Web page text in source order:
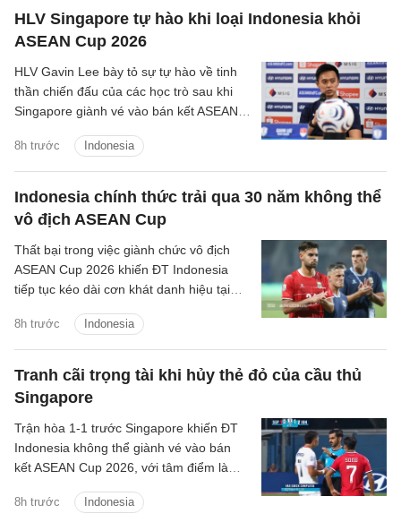
HLV Singapore tự hào khi loại Indonesia khỏi
ASEAN Cup 2026
8h trước Indonesia
HLV Gavin Lee bày tỏ sự tự hào về tinh
thần chiến đấu của các học trò sau khi
Singapore giành vé vào bán kết ASEAN
loại ngay từ vòng bảng.
Indonesia chính thức trải qua 30 năm không thể
vô địch ASEAN Cup
8h trước Indonesia
Thất bại trong việc giành chức vô địch
ASEAN Cup 2026 khiến ĐT Indonesia
tiếp tục kéo dài cơn khát danh hiệu tại
kể từ lần đầu tiên giải được tổ chức.
Tranh cãi trọng tài khi hủy thẻ đỏ của cầu thủ
Singapore
8h trước Indonesia
Trận hòa 1-1 trước Singapore khiến ĐT
Indonesia không thể giành vé vào bán
kết ASEAN Cup 2026, với tâm điểm là
Salim.